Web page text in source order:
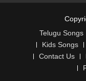
Telugu Songs
Kids Songs
Contact Us